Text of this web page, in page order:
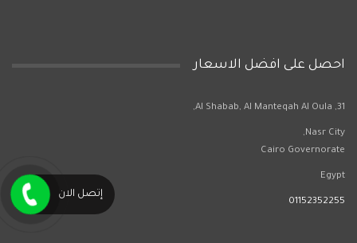
احصل على افضل الاسعار
31, Al Shabab, Al Manteqah Al Oula,
Nasr City,
Cairo Governorate
Egypt
01152352255
إتصل الان